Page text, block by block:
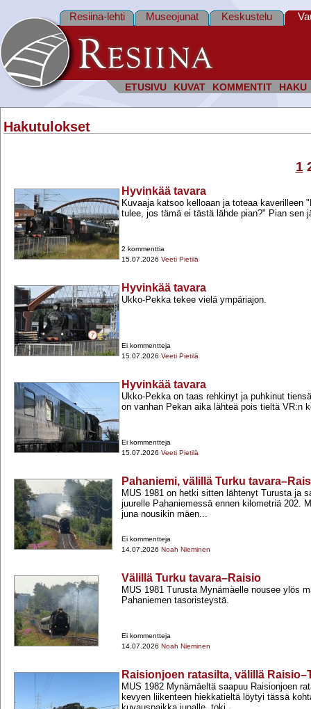
ETUSIVU KUVAT KOMMENTIT HAKU
Resiina-lehti Museojunat Keskustelu
Hakutulokset
1
Hyvinkää tavara
Kuvaaja katsoo kelloaan ja toteaa kaverilleen
tulee, jos tämä ei tästä lähde pian?" Pian sen
2 kommenttia
15.07.2026 Veeti Pietilä
Hyvinkää tavara
Ukko-​Pekka tekee vielä ympäriajon.
Ei kommentteja
15.07.2026 Veeti Pietilä
Hyvinkää tavara
Ukko-​Pekka on taas rehkinyt ja puhkinut
on vanhan Pekan aika lähteä pois tieltä VR:n
Ei kommentteja
15.07.2026 Veeti Pietilä
Pahaniemi, välillä Turku
MUS 1981 on hetki sitten lähtenyt Turusta ja
juurelle Pahaniemessä ennen kilometriä 202.
juna nousikin mäen...
Ei kommentteja
14.07.2026 Noah Nieminen
Välillä Turku tavara–Raisio
MUS 1981 Turusta Mynämäelle nousee ylös
Pahaniemen tasoristeystä.
Ei kommentteja
14.07.2026 Noah Nieminen
Raisionjoen ratasilta, välillä
MUS 1982 Mynämäeltä saapuu Raisionjoen
kevyen liikenteen hiekkatieltä löytyi tässä